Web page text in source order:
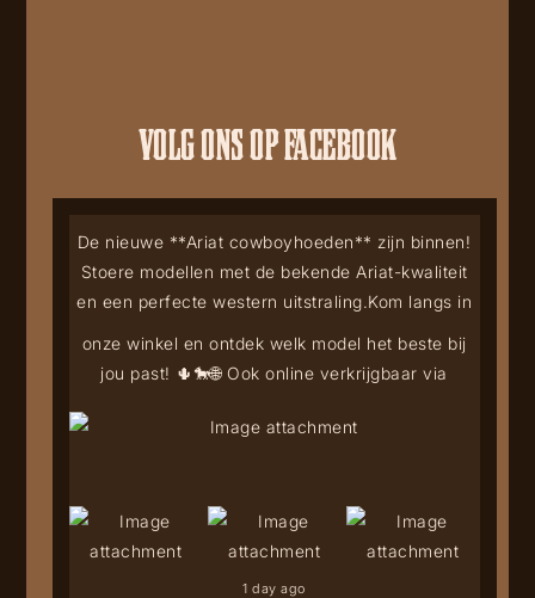
VOLG ONS OP FACEBOOK
De nieuwe **Ariat cowboyhoeden** zijn binnen!
Stoere modellen met de bekende Ariat-kwaliteit
en een perfecte western uitstraling.Kom langs in
onze winkel en ontdek welk model het beste bij
jou past! 🌵🐎🌐 Ook online verkrijgbaar via
1 day ago